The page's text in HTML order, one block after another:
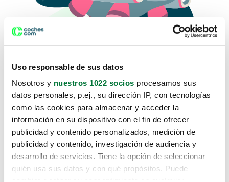
Uso responsable de sus datos
Nosotros y nuestros 1022 socios procesamos sus
datos personales, p.ej., su dirección IP, con tecnologías
como las cookies para almacenar y acceder la
información en su dispositivo con el fin de ofrecer
publicidad y contenido personalizados, medición de
publicidad y contenido, investigación de audiencia y
desarrollo de servicios. Tiene la opción de seleccionar
quién usa sus datos y con qué propósitos. Puede
Lo sentimos, no sabemos como
te hemos traido hasta aquí.
Pero puedes encontrar el coche que estás
buscando en alguno de estos enlaces: